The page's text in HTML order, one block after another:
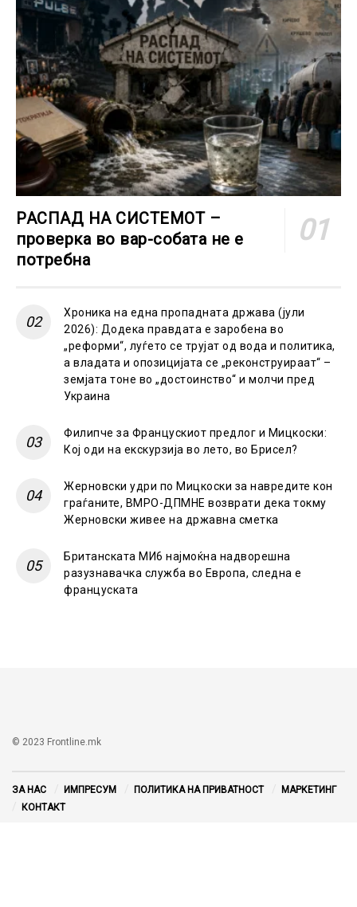
РАСПАД НА СИСТЕМОТ –
проверка во вар-собата не е
потребна
Хроника на една пропадната држава (јули
2026): Додека правдата е заробена во
„реформи“, луѓето се трујат од вода и политика,
а владата и опозицијата се „реконструираат“ –
земјата тоне во „достоинство“ и молчи пред
Украина
Филипче за Францускиот предлог и Мицкоски:
Кој оди на екскурзија во лето, во Брисел?
Жерновски удри по Мицкоски за навредите кон
граѓаните, ВМРО-ДПМНЕ возврати дека токму
Жерновски живее на државна сметка
Британската МИ6 најмоќна надворешна
разузнавачка служба во Европа, следна е
француската
© 2023 Frontline.mk
ЗА НАС ИМПРЕСУМ ПОЛИТИКА НА ПРИВАТНОСТ
МАРКЕТИНГ
КОНТАКТ